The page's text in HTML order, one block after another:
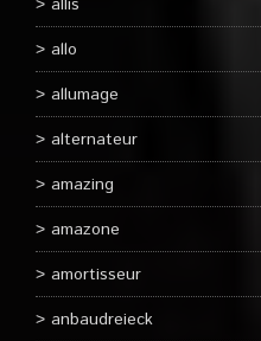
allis
allo
allumage
alternateur
amazing
amazone
amortisseur
anbaudreieck